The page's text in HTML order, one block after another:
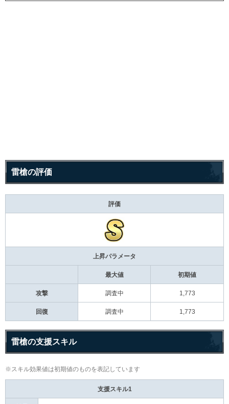
雷槍の評価
評価
上昇パラメータ
最大値 初期値
攻撃 調査中 1,773
回復 調査中 1,773
雷槍の支援スキル
※スキル効果値は初期値のものを表記しています
支援スキル1